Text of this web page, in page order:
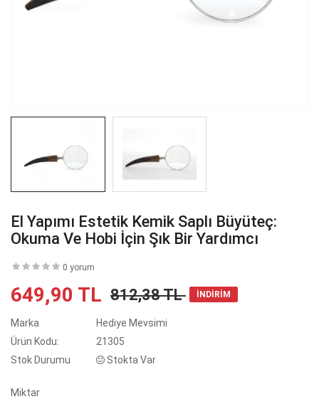
El Yapımı Estetik Kemik Saplı Büyüteç:
Okuma Ve Hobi İçin Şık Bir Yardımcı
0 yorum
649,90 TL 812,38 TL İNDİRİM
Marka
Hediye Mevsimi
Ürün Kodu:
21305
Stok Durumu
Stokta Var
Miktar